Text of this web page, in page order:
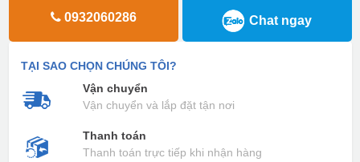
0932060286 Chat ngay
TẠI SAO CHỌN CHÚNG TÔI?
Vận chuyển
Vận chuyển và lắp đặt tận nơi
Thanh toán
Thanh toán trực tiếp khi nhận hàng